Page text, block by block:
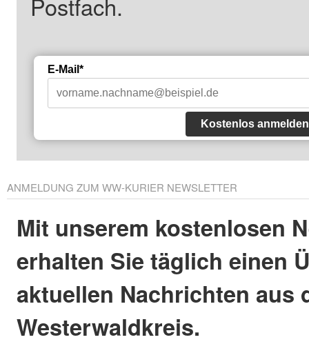
E-Mail*
Kostenlos anmelden
ANMELDUNG ZUM WW-KURIER NEWSLETTER
Mit unserem kostenlosen
erhalten Sie täglich einen
aktuellen Nachrichten aus
Westerwaldkreis.